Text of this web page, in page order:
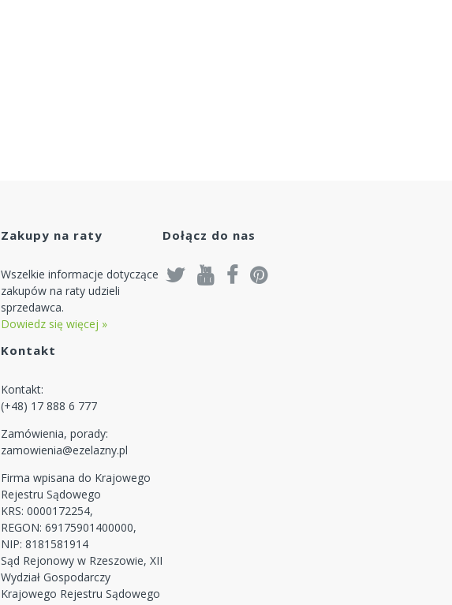
Zakupy na raty
Wszelkie informacje dotyczące
zakupów na raty udzieli
sprzedawca.
Dowiedz się więcej »
Kontakt
Kontakt:
(+48) 17 888 6 777
Zamówienia, porady:
zamowienia@ezelazny.pl
Firma wpisana do Krajowego
Rejestru Sądowego
KRS: 0000172254,
REGON: 69175901400000,
NIP: 8181581914
Sąd Rejonowy w Rzeszowie, XII
Wydział Gospodarczy
Krajowego Rejestru Sądowego
Dołącz do nas